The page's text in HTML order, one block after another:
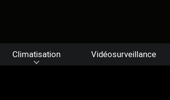
Climatisation Vidéosurveillance